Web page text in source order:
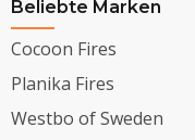
Beliebte Marken
Cocoon Fires
Planika Fires
Westbo of Sweden